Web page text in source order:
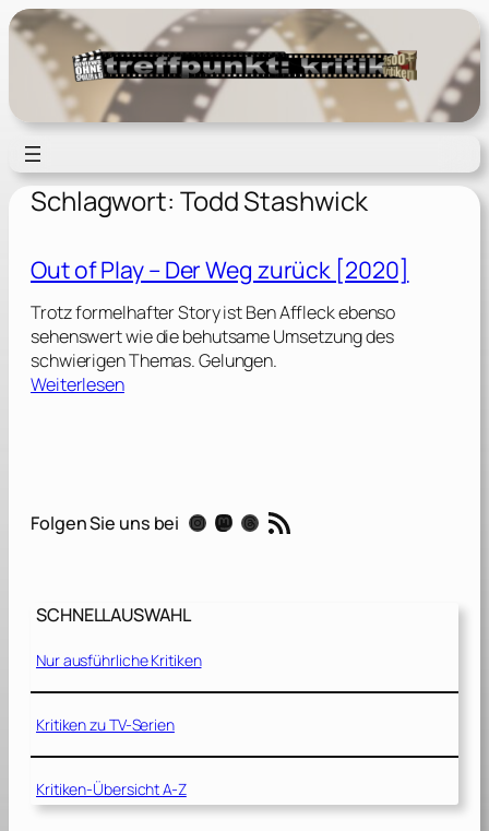
Zum
Inhalt
springen
Schlagwort: Todd Stashwick
Out of Play – Der Weg zurück [2020]
Trotz formelhafter Story ist Ben Affleck ebenso
sehenswert wie die behutsame Umsetzung des
schwierigen Themas. Gelungen.
Weiterlesen:
P
D
e
r
g
z
Folgen Sie uns bei Instagram Mastodon Threads RSS-Feed
SCHNELLAUSWAHL
Nur ausführliche Kritiken
Kritiken zu TV-Serien
Kritiken-Übersicht A-Z